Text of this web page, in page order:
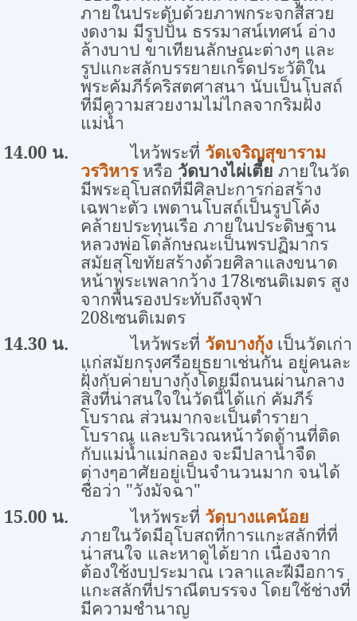
ภายในประดับด้วยภาพกระจกสีสวย
งดงาม มีรูปปั้น ธรรมาสน์เทศน์ อ่าง
ล้างบาป ขาเทียนลักษณะต่างๆ และ
รูปแกะสลักบรรยายเกร็ดประวัติใน
พระคัมภีร์คริสตศาสนา นับเป็นโบสถ์
ที่มีความสวยงามไม่ไกลจากริมฝั่ง
แม่น้ำ
14.00 น.
ไหว้พระที่ วัดเจริญสุขาราม
วรวิหาร หรือ วัดบางไผ่เตี้ยภายในวัด
มีพระอุโบสถที่มีศิลปะการก่อสร้าง
เฉพาะตัว เพดานโบสถ์เป็นรูปโค้ง
คล้ายประทุนเรือ ภายในประดิษฐาน
หลวงพ่อโตลักษณะเป็นพรปฏิมากร
สมัยสุโขทัยสร้างด้วยศิลาแลงขนาด
หน้าพระเพลากว้าง 178เซนติเมตร สูง
จากพื้นรองประทับถึงจุฬา
208เซนติเมตร
14.30 น.
ไหว้พระที่ วัดบางกุ้ง เป็นวัดเก่า
แก่สมัยกรุงศรีอยุธยาเช่นกัน อยู่คนละ
ฝั่งกับค่ายบางกุ้งโดยมีถนนผ่านกลาง
สิ่งที่น่าสนใจในวัดนี้ได้แก่ คัมภีร์
โบราณ ส่วนมากจะเป็นตำรายา
โบราณ และบริเวณหน้าวัดด้านที่ติด
กับแม่น้ำแม่กลอง จะมีปลาน้ำจืด
ต่างๆอาศัยอยู่เป็นจำนวนมาก จนได้
ชื่อว่า "วังมัจฉา"
15.00 น.
ไหว้พระที่ วัดบางแคน้อย
ภายในวัดมีอุโบสถที่การแกะสลักที่ที่
น่าสนใจ และหาดูได้ยาก เนื่องจาก
ต้องใช้งบประมาณ เวลาและฝีมือการ
แกะสลักที่ปราณีตบรรจง โดยใช้ช่างที่
มีความชำนาญ